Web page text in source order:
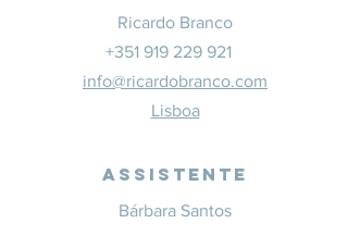
Ricardo Branco
+351 919 229 921
info@ricardobranco.com
Lisboa
Assistente
Bárbara Santos